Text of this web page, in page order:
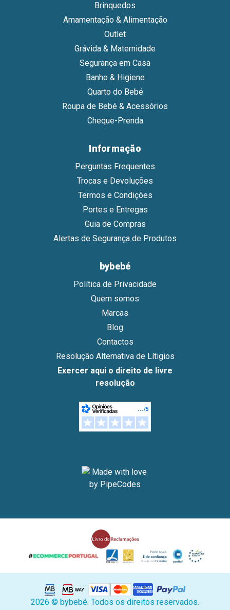
Brinquedos
Amamentação & Alimentação
Outlet
Grávida & Maternidade
Segurança em Casa
Banho & Higiene
Quarto do Bebé
Roupa de Bebé & Acessórios
Cheque-Prenda
Informação
Perguntas Frequentes
Trocas e Devoluções
Termos e Condições
Portes e Entregas
Guia de Compras
Alertas de Segurança de Produtos
bybebé
Política de Privacidade
Quem somos
Marcas
Blog
Contactos
Resolução Alternativa de Lítigios
Exercer aqui o direito de livre
resolução
2026 © bybebé. Todos os direitos reservados.